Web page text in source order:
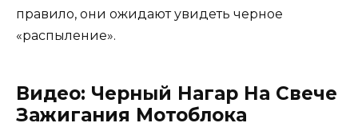
правило, они ожидают увидеть черное
«распыление».
Видео: Черный Нагар На Свече
Зажигания Мотоблока